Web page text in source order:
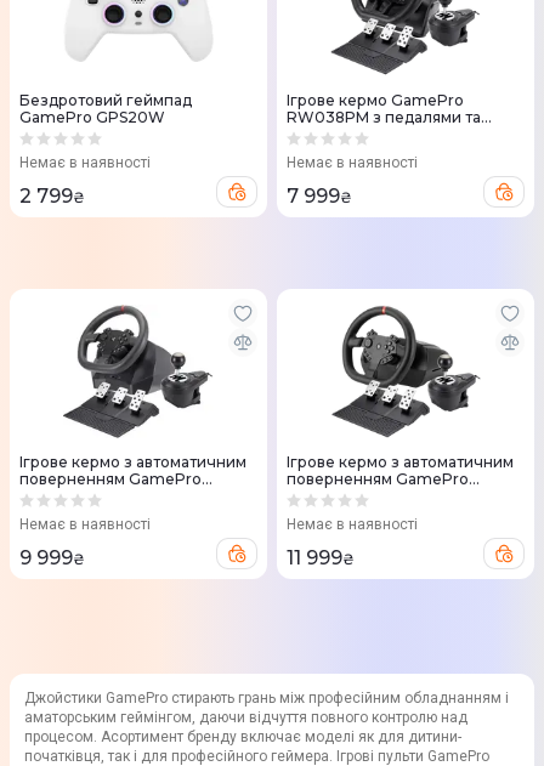
Бездротовий геймпад
GamePro GPS20W
Немає в наявності
2 799₴
Ігрове кермо GamePro
RW038PM з педалями та
коробкою передач
H/PS4
Немає в наявності
7 999₴
Ігрове кермо з автоматичним
поверненням GamePro
RW575PM з педалями та
XBOXONE/PS4/P
Немає в наявності
9 999₴
Ігрове кермо з автоматичним
поверненням GamePro
RW070PM з педалями та
XBOXONE/PS4/P
Немає в наявності
11 999₴
Джойстики GamePro стирають грань між професійним обладнанням і
аматорським геймінгом, даючи відчуття повного контролю над
процесом. Асортимент бренду включає моделі як для дитини-
початківця, так і для професійного геймера. Ігрові пульти GamePro